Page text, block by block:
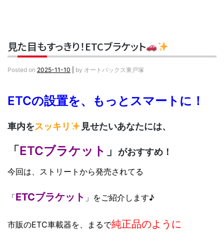
見た目もすっきり！ETCブラケット
Posted on 2025-11-10 by オートバックス東戸塚
ETCの設置を、もっとスマートに！
車内をスッキリ 見せたいあなたには、
「ETCブラケット 」 がおすすめ！
今回は、ストリートから発売されてる
「ETCブラケット 」をご紹介します♪
市販のETC車載器を、まるで純正品のように